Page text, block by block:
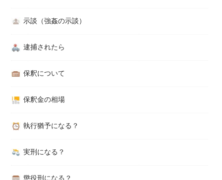
示談（強姦の示談）
逮捕されたら
保釈について
保釈金の相場
執行猶予になる？
実刑になる？
懲役刑になる？